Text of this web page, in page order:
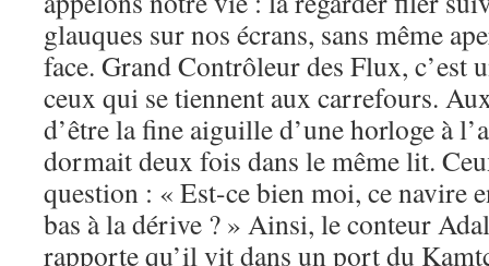
glauques sur nos écrans, sans même
face. Grand Contrôleur des Flux, c’est
ceux qui se tiennent aux carrefours.
d’être la fine aiguille d’une horloge à
dormait deux fois dans le même lit.
question : « Est-ce bien moi, ce navire
bas à la dérive ? » Ainsi, le conteur
rapporte qu’il vit dans un port du